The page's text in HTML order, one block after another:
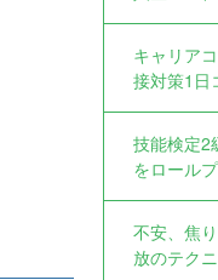
キャリア
接対策1日
技能検定
をロール
不安、焦
放のテク